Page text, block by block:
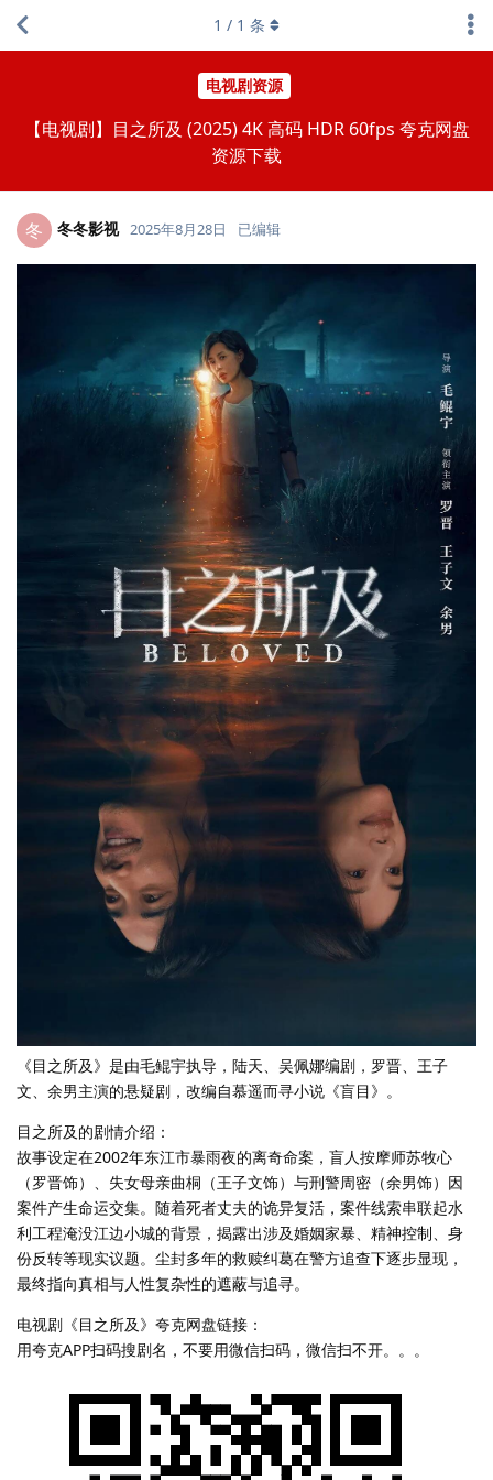
电视剧资源
【电视剧】目之所及 (2025) 4K 高码 HDR 60fps 夸克网盘
资源下载
1 / 1 条
冬 冬冬影视 2025年8月28日 已编辑
《目之所及》是由毛鲲宇执导，陆天、吴佩娜编剧，罗晋、王子
文、余男主演的悬疑剧，改编自慕遥而寻小说《盲目》。
目之所及的剧情介绍：
故事设定在2002年东江市暴雨夜的离奇命案，盲人按摩师苏牧心
（罗晋饰）、失女母亲曲桐（王子文饰）与刑警周密（余男饰）因
案件产生命运交集。随着死者丈夫的诡异复活，案件线索串联起水
利工程淹没江边小城的背景，揭露出涉及婚姻家暴、精神控制、身
份反转等现实议题。尘封多年的救赎纠葛在警方追查下逐步显现，
最终指向真相与人性复杂性的遮蔽与追寻。
电视剧《目之所及》夸克网盘链接：
用夸克APP扫码搜剧名，不要用微信扫码，微信扫不开。。。